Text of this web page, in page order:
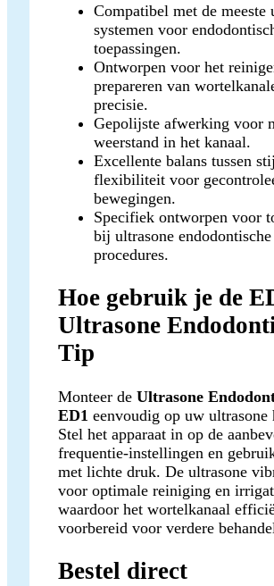
Compatibel met de meeste
systemen voor
toepassingen.
Ontworpen voor het
prepareren van
precisie.
Gepolijste afwerking voor
weerstand in het kanaal.
Excellente balans tussen
flexibiliteit voor
bewegingen.
Specifiek ontworpen voor
bij ultrasone endodontische
procedures.
Hoe gebruik je de
Ultrasone
Tip
Monteer de Ultrasone
ED1 eenvoudig op uw ultrasone
Stel het apparaat in op de
frequentie-instellingen en
met lichte druk. De ultrasone
voor optimale reiniging en
waardoor het wortelkanaal
voorbereid voor verdere
Bestel direct